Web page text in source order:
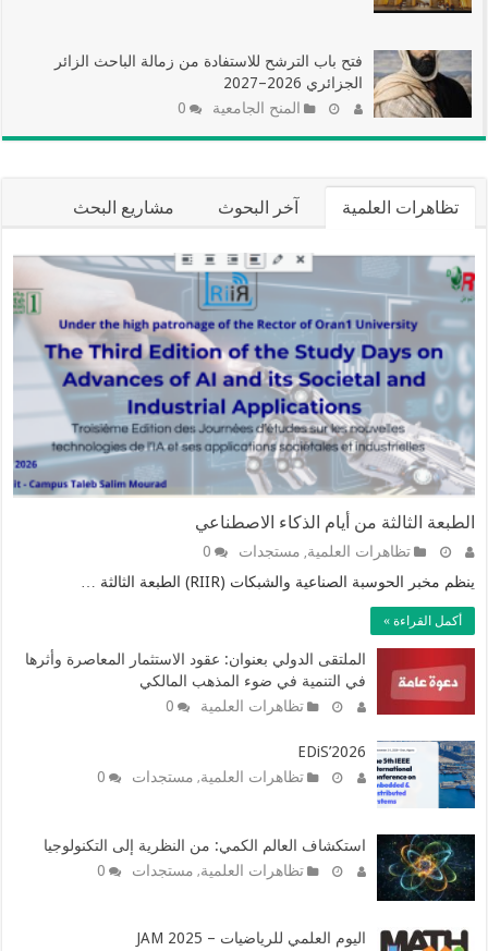
فتح باب الترشح للاستفادة من زمالة الباحث الزائر
الجزائري 2026–2027
المنح الجامعية
0
تظاهرات العلمية آخر البحوث مشاريع البحث
الطبعة الثالثة من أيام الذكاء الاصطناعي
تظاهرات العلمية, مستجدات
0
ينظم مخبر الحوسبة الصناعية والشبكات (RIIR) الطبعة الثالثة …
أكمل القراءة »
الملتقى الدولي بعنوان: عقود الاستثمار المعاصرة وأثرها
في التنمية في ضوء المذهب المالكي
تظاهرات العلمية
0
EDiS’2026
تظاهرات العلمية, مستجدات 0
استكشاف العالم الكمي: من النظرية إلى التكنولوجيا
تظاهرات العلمية, مستجدات 0
اليوم العلمي للرياضيات – JAM 2025